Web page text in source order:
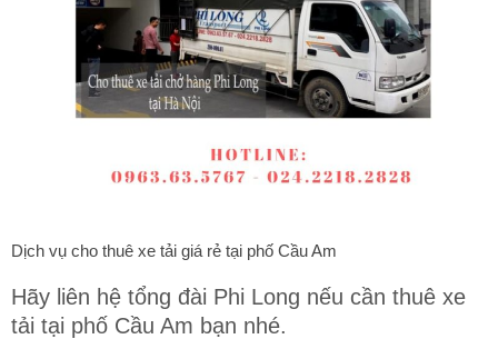
Dịch vụ cho thuê xe tải giá rẻ tại phố Cầu Am
Hãy liên hệ tổng đài Phi Long nếu cần thuê xe
tải tại phố Cầu Am bạn nhé.